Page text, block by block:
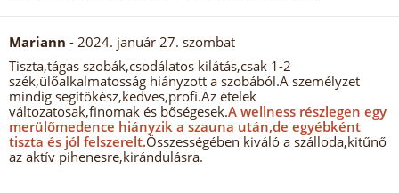
Mariann - 2024. január 27. szombat
Tiszta,tágas szobák,csodálatos kilátás,csak 1-2
szék,ülőalkalmatosság hiányzott a szobából.A személyzet
mindig segítőkész,kedves,profi.Az ételek
változatosak,finomak és bőségesek.A wellness részlegen egy
merülőmedence hiányzik a szauna után,de egyébként
tiszta és jól felszerelt.Összességében kiváló a szálloda,kitűnő
az aktív pihenesre,kirándulásra.